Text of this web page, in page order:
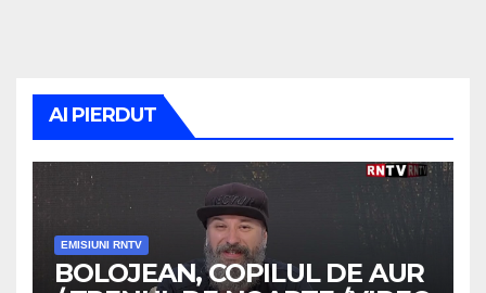
AI PIERDUT
EMISIUNI RNTV
BOLOJEAN, COPILUL DE AUR